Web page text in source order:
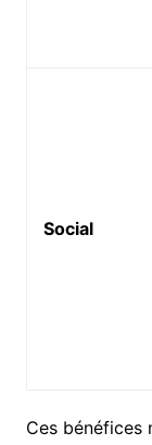
Social
Ces bénéfices